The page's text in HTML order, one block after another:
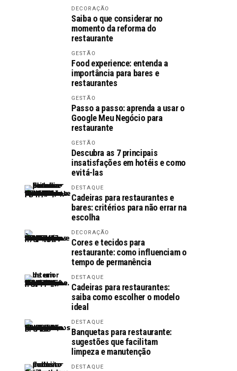
DECORAÇÃO
Saiba o que considerar no
momento da reforma do
restaurante
GESTÃO
Food experience: entenda a
importância para bares e
restaurantes
GESTÃO
Passo a passo: aprenda a usar o
Google Meu Negócio para
restaurante
GESTÃO
Descubra as 7 principais
insatisfações em hotéis e como
evitá-las
DESTAQUE
Cadeiras para restaurantes e
bares: critérios para não errar na
escolha
DECORAÇÃO
Cores e tecidos para
restaurante: como influenciam o
tempo de permanência
DESTAQUE
Cadeiras para restaurantes:
saiba como escolher o modelo
ideal
DESTAQUE
Banquetas para restaurante:
sugestões que facilitam
limpeza e manutenção
DESTAQUE